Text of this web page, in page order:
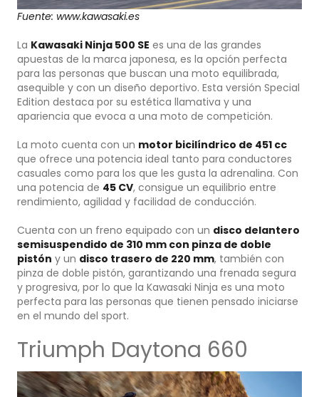
Fuente: www.kawasaki.es
La Kawasaki Ninja 500 SE es una de las grandes
apuestas de la marca japonesa, es la opción perfecta
para las personas que buscan una moto equilibrada,
asequible y con un diseño deportivo. Esta versión Special
Edition destaca por su estética llamativa y una
apariencia que evoca a una moto de competición.
La moto cuenta con un motor bicilíndrico de 451 cc
que ofrece una potencia ideal tanto para conductores
casuales como para los que les gusta la adrenalina. Con
una potencia de 45 CV, consigue un equilibrio entre
rendimiento, agilidad y facilidad de conducción.
Cuenta con un freno equipado con un disco delantero
semisuspendido de 310 mm con pinza de doble
pistón y un disco trasero de 220 mm, también con
pinza de doble pistón, garantizando una frenada segura
y progresiva, por lo que la Kawasaki Ninja es una moto
perfecta para las personas que tienen pensado iniciarse
en el mundo del sport.
Triumph Daytona 660